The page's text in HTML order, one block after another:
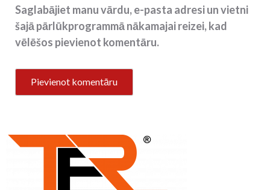
Saglabājiet manu vārdu, e-pasta adresi un vietni
šajā pārlūkprogrammā nākamajai reizei, kad
vēlēšos pievienot komentāru.